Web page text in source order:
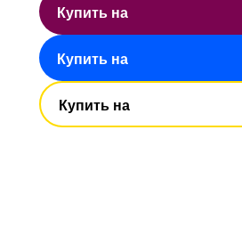
Купить на
Купить на
Купить на